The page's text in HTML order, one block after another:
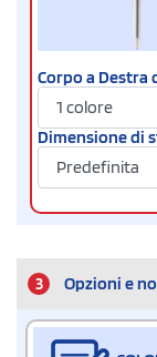
Corpo a Destra
Dimensione di
3 Opzioni e